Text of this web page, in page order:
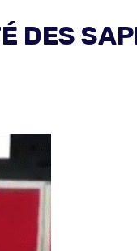
DES